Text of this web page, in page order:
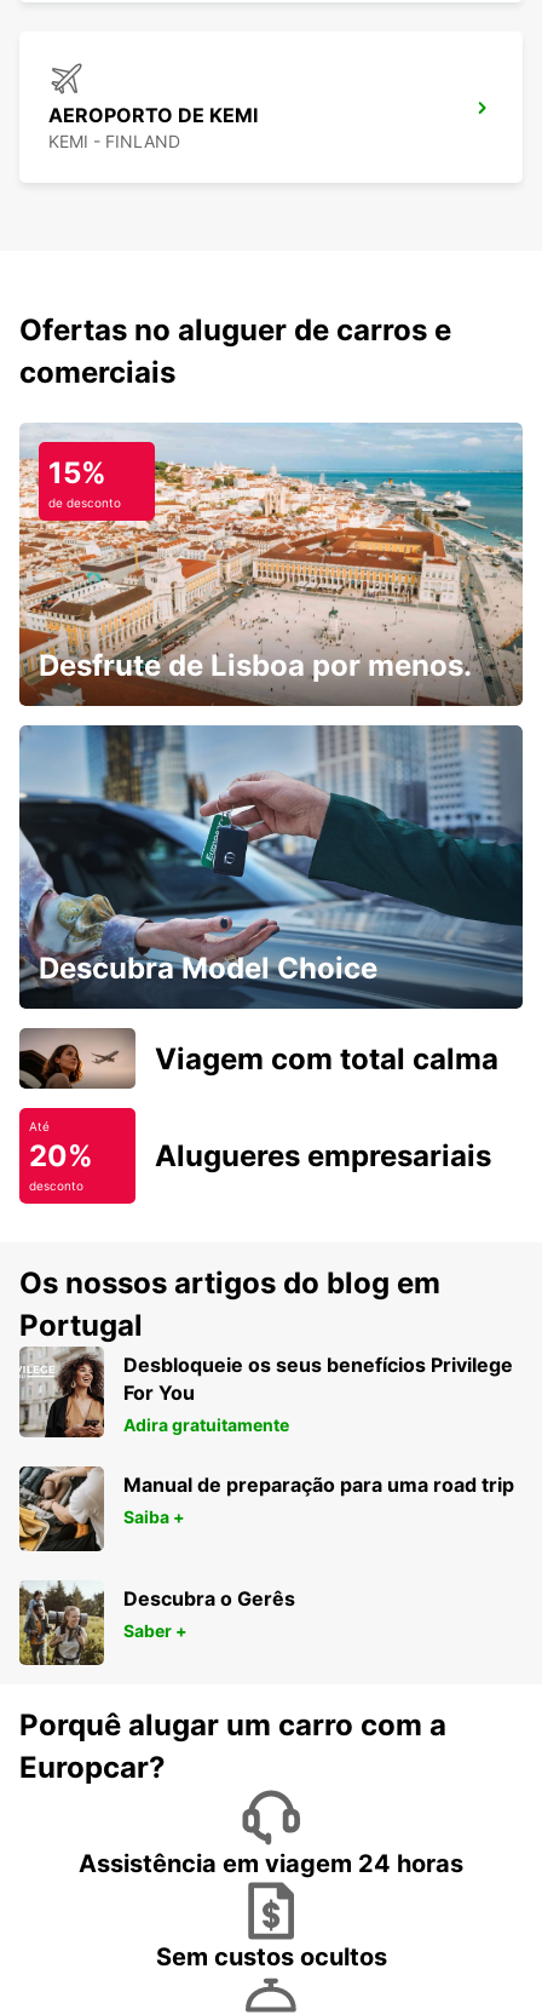
AEROPORTO DE KEMI
KEMI - FINLAND
Ofertas no aluguer de carros e
comerciais
15%
de desconto
Desfrute de Lisboa por menos.
Descubra Model Choice
Viagem com total calma
Até
20%
desconto
Alugueres empresariais
Os nossos artigos do blog em
Portugal
Desbloqueie os seus benefícios Privilege
For You
Adira gratuitamente
Manual de preparação para uma road trip
Saiba +
Descubra o Gerês
Saber +
Porquê alugar um carro com a
Europcar?
Assistência em viagem 24 horas
Sem custos ocultos